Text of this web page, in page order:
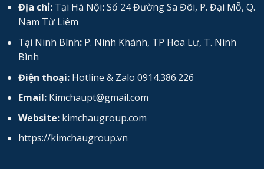
Địa chỉ:Tại Hà Nội:Số 24 Đường Sa Đôi, P. Đại Mỗ, Q.
Nam Từ Liêm
Tại Ninh Bình:P. Ninh Khánh, TP Hoa Lư, T. Ninh
Bình
Điện thoại:Hotline & Zalo 0914.386.226
Email:Kimchaupt@gmail.com
Website: kimchaugroup.com
https://kimchaugroup.vn